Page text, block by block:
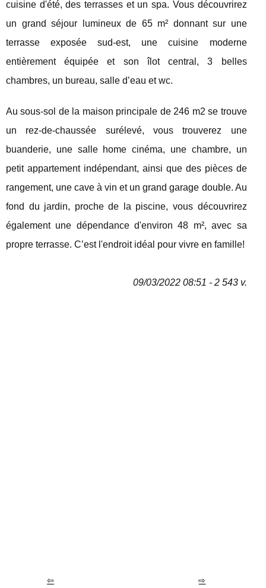
cuisine d'été, des terrasses et un spa. Vous découvrirez
un grand séjour lumineux de 65 m² donnant sur une
terrasse exposée sud-est, une cuisine moderne
entièrement équipée et son îlot central, 3 belles
chambres, un bureau, salle d’eau et wc.
Au sous-sol de la maison principale de 246 m2 se trouve
un rez-de-chaussée surélevé, vous trouverez une
buanderie, une salle home cinéma, une chambre, un
petit appartement indépendant, ainsi que des pièces de
rangement, une cave à vin et un grand garage double. Au
fond du jardin, proche de la piscine, vous découvrirez
également une dépendance d'environ 48 m², avec sa
propre terrasse. C’est l'endroit idéal pour vivre en famille!
09/03/2022 08:51 - 2 543 v.